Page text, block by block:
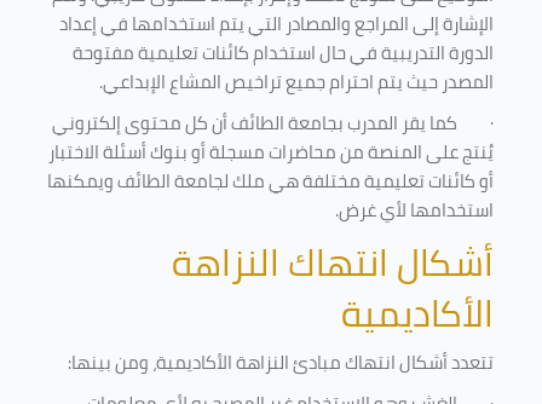
الإشارة إلى المراجع والمصادر التي يتم استخدامها في إعداد
الدورة التدريبية في حال استخدام كائنات تعليمية مفتوحة
المصدر حيث يتم احترام جميع تراخيص المشاع الإبداعي.
· كما يقر المدرب بجامعة الطائف أن كل محتوى إلكتروني
يُنتج على المنصة من محاضرات مسجلة أو بنوك أسئلة الاختبار
أو كائنات تعليمية مختلفة هي ملك لجامعة الطائف ويمكنها
استخدامها لأي غرض.
أشكال انتهاك النزاهة
الأكاديمية
تتعدد أشكال انتهاك مبادئ النزاهة الأكاديمية، ومن بينها: